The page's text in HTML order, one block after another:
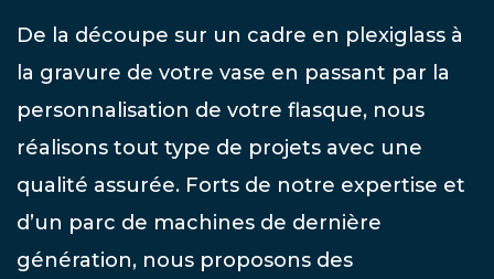
De la découpe sur un cadre en plexiglass à
la gravure de votre vase en passant par la
personnalisation de votre flasque, nous
réalisons tout type de projets avec une
qualité assurée. Forts de notre expertise et
d’un parc de machines de dernière
génération, nous proposons des